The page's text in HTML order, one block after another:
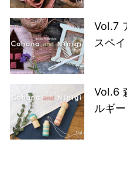
Vol.7
スペ
Vol.6
ルギー